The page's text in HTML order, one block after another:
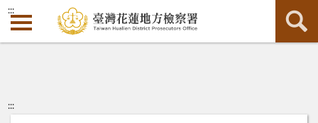
:::
:::